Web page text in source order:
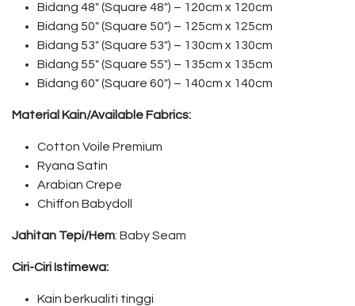
Bidang 48″ (Square 48″) – 120cm x 120cm
Bidang 50″ (Square 50″) – 125cm x 125cm
Bidang 53″ (Square 53″) – 130cm x 130cm
Bidang 55″ (Square 55″) – 135cm x 135cm
Bidang 60″ (Square 60″) – 140cm x 140cm
Material Kain/Available Fabrics:
Cotton Voile Premium
Ryana Satin
Arabian Crepe
Chiffon Babydoll
Jahitan Tepi/Hem: Baby Seam
Ciri-Ciri Istimewa:
Kain berkualiti tinggi